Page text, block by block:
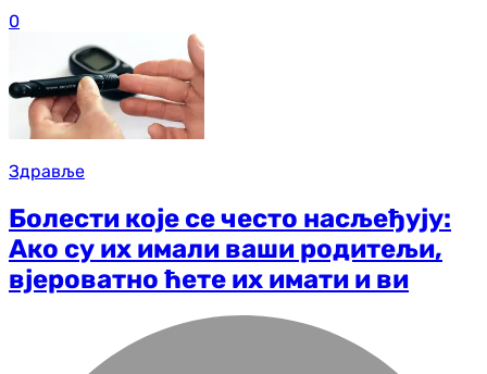
0
Здравље
Болести које се често насљеђују:
Ако су их имали ваши родитељи,
вјероватно ћете их имати и ви